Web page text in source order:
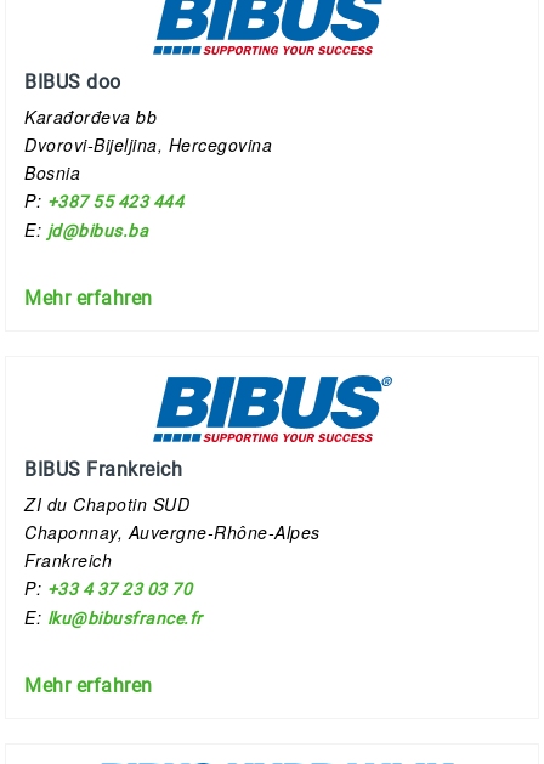
BIBUS doo
Karađorđeva bb
Dvorovi-Bijeljina, Hercegovina
Bosnia
P: +387 55 423 444
E: jd@bibus.ba
Mehr erfahren
BIBUS Frankreich
ZI du Chapotin SUD
Chaponnay, Auvergne-Rhône-Alpes
Frankreich
P: +33 4 37 23 03 70
E: lku@bibusfrance.fr
Mehr erfahren